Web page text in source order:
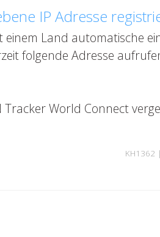
IP Adresse
Land automatische
folgende Adresse
World Connect
KH1362